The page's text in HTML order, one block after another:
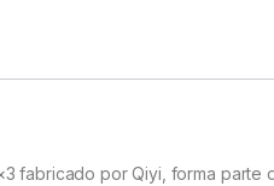
fabricado por Qiyi, forma parte